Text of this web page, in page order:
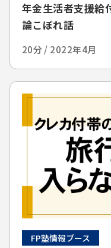
年金生活者支援給
論こぼれ話
20分 / 2022年4月
FP塾情報ブース